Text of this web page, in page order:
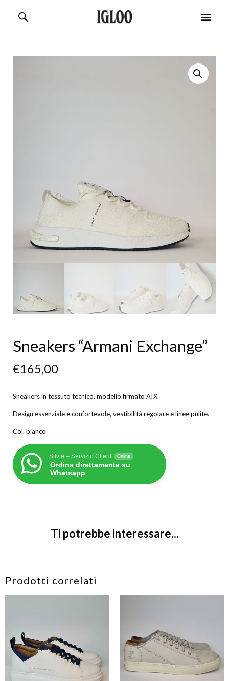
Sneakers “Armani Exchange”
€165,00
Sneakers in tessuto tecnico, modello firmato A|X.
Design essenziale e confortevole, vestibilità regolare e linee pulite.
Col. bianco
Silvia – Servizio Clienti Online
Ordina direttamente su
Whatsapp
Ti potrebbe interessare...
Prodotti correlati